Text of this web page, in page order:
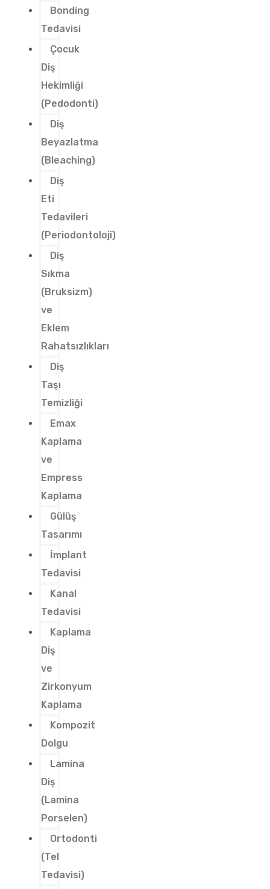
Bonding
Tedavisi
Çocuk
Diş
Hekimliği
(Pedodonti)
Diş
Beyazlatma
(Bleaching)
Diş
Eti
Tedavileri
(Periodontoloji)
Diş
Sıkma
(Bruksizm)
ve
Eklem
Rahatsızlıkları
Diş
Taşı
Temizliği
Emax
Kaplama
ve
Empress
Kaplama
Gülüş
Tasarımı
İmplant
Tedavisi
Kanal
Tedavisi
Kaplama
Diş
ve
Zirkonyum
Kaplama
Kompozit
Dolgu
Lamina
Diş
(Lamina
Porselen)
Ortodonti
(Tel
Tedavisi)